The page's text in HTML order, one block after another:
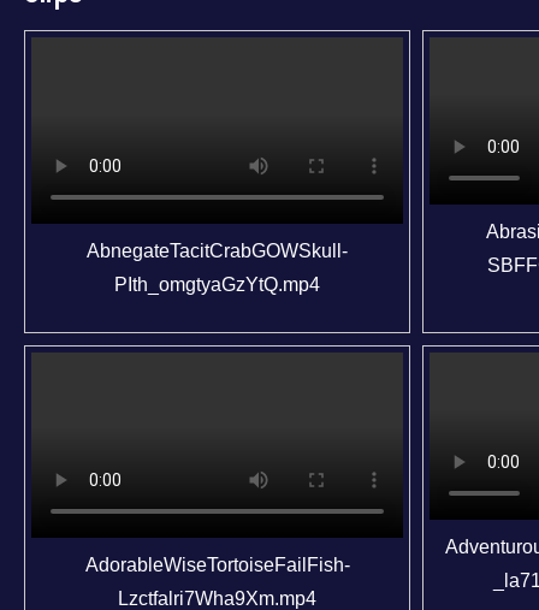
AbnegateTacitCrabGOWSkull-
PIth_omgtyaGzYtQ.mp4
AdorableWiseTortoiseFailFish-
Lzctfalri7Wha9Xm.mp4